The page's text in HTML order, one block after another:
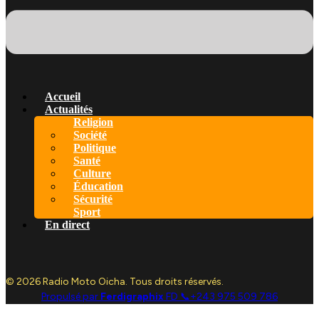
Accueil
Actualités
Religion
Société
Politique
Santé
Culture
Éducation
Sécurité
Sport
En direct
© 2026 Radio Moto Oicha. Tous droits réservés.
Propulsé par Ferdigraphix FD 📞+243 975 509 786